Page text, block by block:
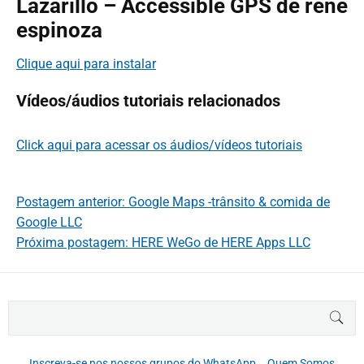
Lazarillo – Accessible GPS de rene
espinoza
Clique aqui para instalar
Vídeos/áudios tutoriais relacionados
Click aqui para acessar os áudios/vídeos tutoriais
Postagem anterior: Google Maps -trânsito & comida de
Google LLC
Próxima postagem: HERE WeGo de HERE Apps LLC